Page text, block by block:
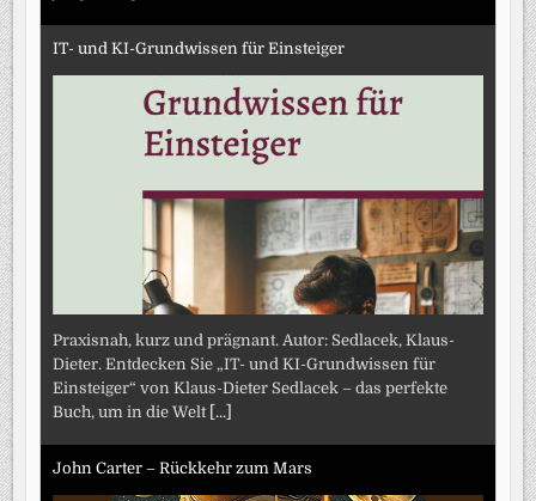
IT- und KI-Grundwissen für Einsteiger
Praxisnah, kurz und prägnant. Autor: Sedlacek, Klaus-
Dieter. Entdecken Sie „IT- und KI-Grundwissen für
Einsteiger“ von Klaus-Dieter Sedlacek – das perfekte
Buch, um in die Welt [...]
John Carter – Rückkehr zum Mars